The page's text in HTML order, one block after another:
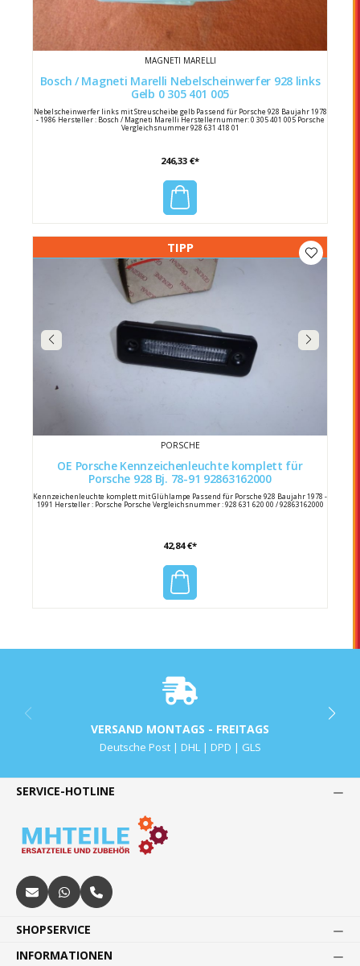
MAGNETI MARELLI
Bosch / Magneti Marelli Nebelscheinwerfer 928 links
Gelb 0 305 401 005
Nebelscheinwerfer links mit Streuscheibe gelb Passend für Porsche 928 Baujahr 1978
- 1986 Hersteller : Bosch / Magneti Marelli Herstellernummer: 0 305 401 005 Porsche
Vergleichsnummer 928 631 418 01
246,33 €*
TIPP
PORSCHE
OE Porsche Kennzeichenleuchte komplett für
Porsche 928 Bj. 78-91 92863162000
Kennzeichenleuchte komplett mit Glühlampe Passend für Porsche 928 Baujahr 1978 -
1991 Hersteller : Porsche Porsche Vergleichsnummer : 928 631 620 00 / 92863162000
42,84 €*
VERSAND MONTAGS - FREITAGS
Deutsche Post | DHL | DPD | GLS
SERVICE-HOTLINE
SHOPSERVICE
INFORMATIONEN